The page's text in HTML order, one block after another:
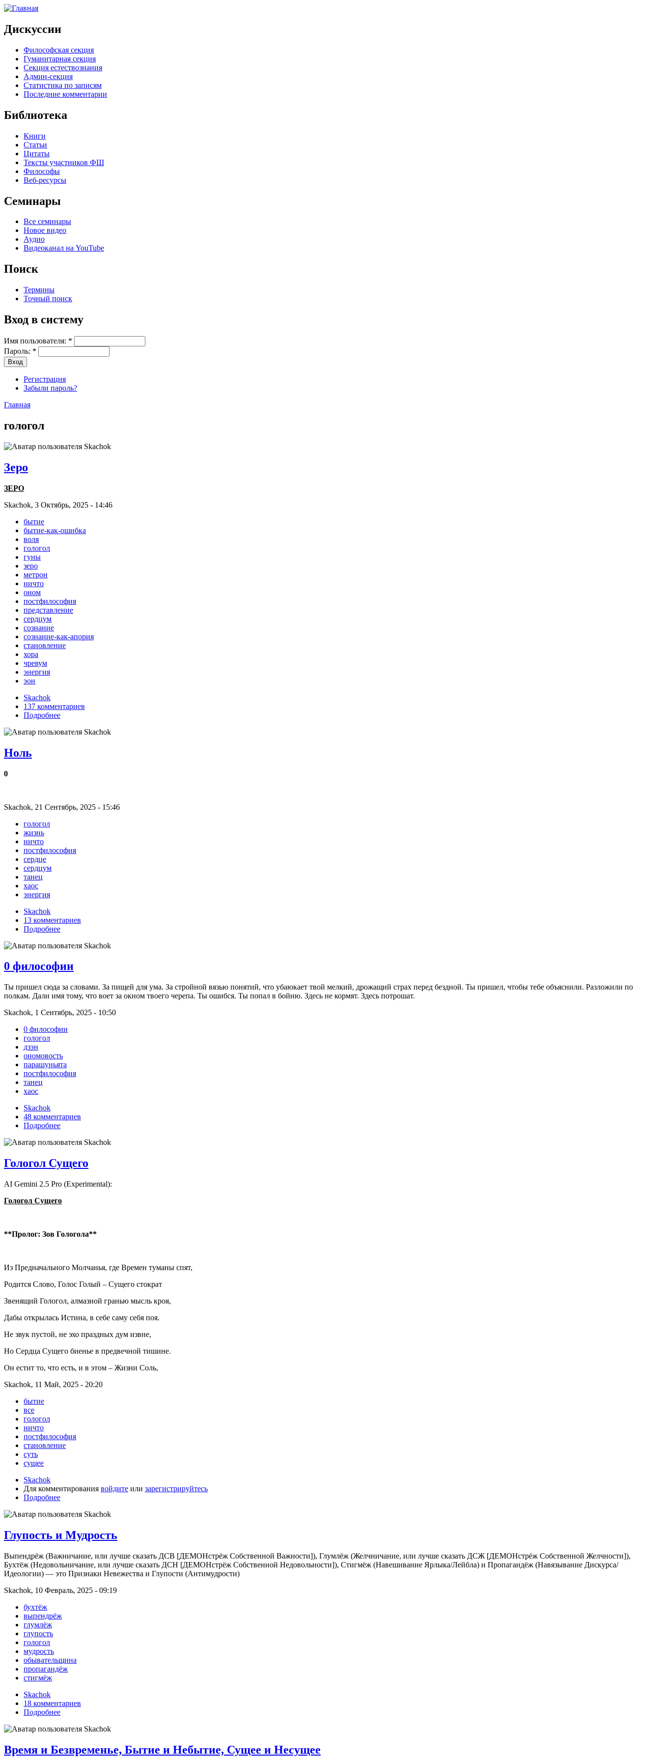
Дискуссии
Философская секция
Гуманитарная секция
Секция естествознания
Админ-секция
Статистика по записям
Последние комментарии
Библиотека
Книги
Статьи
Цитаты
Тексты участников ФШ
Философы
Веб-ресурсы
Семинары
Все семинары
Новое видео
Аудио
Видеоканал на YouTube
Поиск
Термины
Точный поиск
Вход в систему
Имя пользователя: *
Пароль: *
Регистрация
Забыли пароль?
Главная
гологол
Зеро
ЗЕРО
Skachok, 3 Октябрь, 2025 - 14:46
бытие
бытие-как-ошибка
воля
гологол
гуны
зеро
метрон
ничто
оном
постфилософия
представление
сердцум
сознание
сознание-как-апория
становление
хора
чревум
энергия
эон
Skachok
137 комментариев
Подробнее
Ноль
‎0
Skachok, 21 Сентябрь, 2025 - 15:46
гологол
жизнь
ничто
постфилософия
сердце
сердцум
танец
хаос
энергия
Skachok
13 комментариев
Подробнее
0 философии
Ты пришел сюда за словами. За пищей для ума. За стройной вязью понятий, что убаюкает твой мелкий, дрожащий страх перед бездной. Ты пришел, чтобы тебе объяснили. Разложили по
полкам. Дали имя тому, что воет за окном твоего черепа. Ты ошибся. Ты попал в бойню. Здесь не кормят. Здесь потрошат.
Skachok, 1 Сентябрь, 2025 - 10:50
0 философии
гологол
дзэн
ономовость
парашуньята
постфилософия
танец
хаос
Skachok
48 комментариев
Подробнее
Гологол Сущего
AI Gemini 2.5 Pro (Experimental):
Гологол Сущего
**Пролог: Зов Гологола**
Из Предначального Молчанья, где Времен туманы спят,
Родится Слово, Голос Голый – Сущего стократ
Звенящий Гологол, алмазной гранью мысль кроя,
Дабы открылась Истина, в себе саму себя поя.
Не звук пустой, не эхо праздных дум извне,
Но Сердца Сущего биенье в предвечной тишине.
Он естит то, что есть, и в этом – Жизни Соль,
Skachok, 11 Май, 2025 - 20:20
бытие
все
гологол
ничто
постфилософия
становление
суть
сущее
Skachok
Для комментирования войдите или зарегистрируйтесь
Подробнее
Глупость и Мудрость
Выпендрёж (Важничание, или лучше сказать ДСВ [ДЕМОНстрёж Собственной Важности]), Глумлёж (Желчничание, или лучше сказать ДСЖ [ДЕМОНстрёж Собственной Желчности]),
Бухтёж (Недовольничание, или лучше сказать ДСН [ДЕМОНстрёж Собственной Недовольности]), Стигмёж (Навешивание Ярлыка/Лейбла) и Пропагандёж (Навязывание Дискурса/
Идеологии) — это Признаки Невежества и Глупости (Антимудрости)
Skachok, 10 Февраль, 2025 - 09:19
бухтёж
выпендрёж
глумлёж
глупость
гологол
мудрость
обывательщина
пропагандёж
стигмёж
Skachok
18 комментариев
Подробнее
Время и Безвременье, Бытие и Небытие, Сущее и Несущее